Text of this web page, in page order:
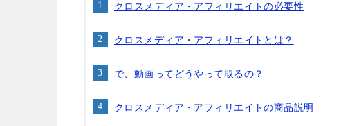
クロスメディア・アフィリエイトの必要性
クロスメディア・アフィリエイトとは？
で、動画ってどうやって取るの？
クロスメディア・アフィリエイトの商品説明